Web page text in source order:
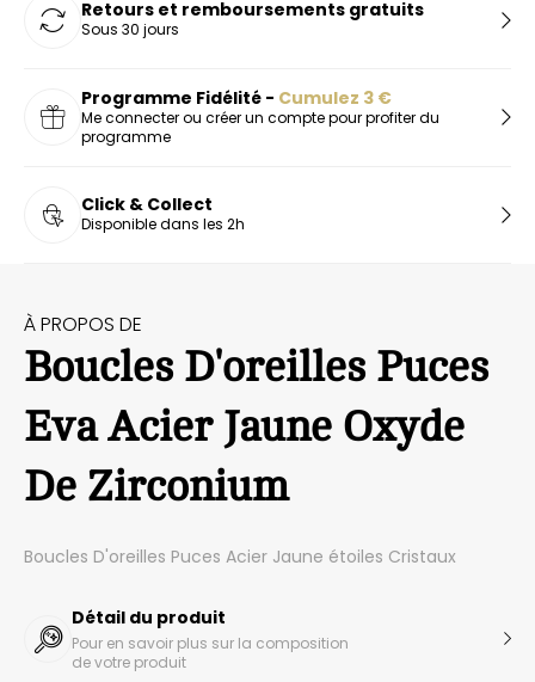
Retours et remboursements gratuits
Sous 30 jours
Programme Fidélité - Cumulez 3 €
Me connecter ou créer un compte pour profiter du
programme
Click & Collect
Disponible dans les 2h
À PROPOS DE
Boucles D'oreilles Puces
Eva Acier Jaune Oxyde
De Zirconium
Boucles D'oreilles Puces Acier Jaune étoiles Cristaux
Détail du produit
Pour en savoir plus sur la composition
de votre produit